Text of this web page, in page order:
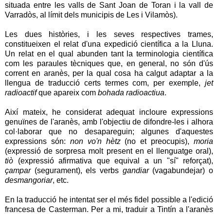
situada entre les valls de Sant Joan de Toran i la vall de
Varradòs, al límit dels municipis de Les i Vilamòs).
Les dues històries, i les seves respectives trames,
constitueixen el relat d'una expedició científica a la Lluna.
Un relat en el qual abunden tant la terminologia científica
com les paraules tècniques que, en general, no són d'ús
corrent en aranès, per la qual cosa ha calgut adaptar a la
llengua de traducció certs termes com, per exemple, jet
radioactifque apareix com bohada radioactiua.
Així mateix, he considerat adequat incloure expressions
genuïnes de l'aranès, amb l'objectiu de difondre-les i alhora
col·laborar que no desapareguin; algunes d'aquestes
expressions són: non vo'n hètz(no et preocupis), moria
(expressió de sorpresa molt present en el llenguatge oral),
tiò (expressió afirmativa que equival a un "sí" reforçat),
çampar(segurament), els verbs gandiar(vagabundejar) o
desmangoriar, etc.
En la traducció he intentat ser el més fidel possible a l'edició
francesa de Casterman. Per a mi, traduir a Tintín a l'aranès